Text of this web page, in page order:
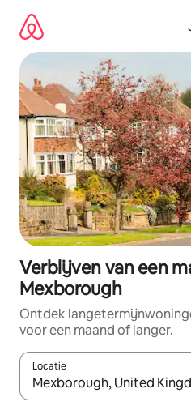
direct
naar
inhoud
Verblijven van een
Mexborough
Ontdek
voor een maand of langer.
Locatie
Wanneer er resultaten